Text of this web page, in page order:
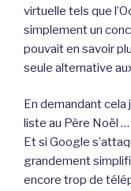
virtuelle tels que
simplement un
pouvait en savoir
seule alternative
En demandant cela
liste au Père Noël …
Et si Google
grandement
encore trop de